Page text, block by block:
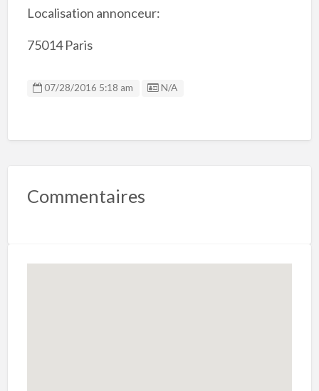
Localisation annonceur:
75014 Paris
07/28/2016 5:18 am Listing ID
N/A
Commentaires